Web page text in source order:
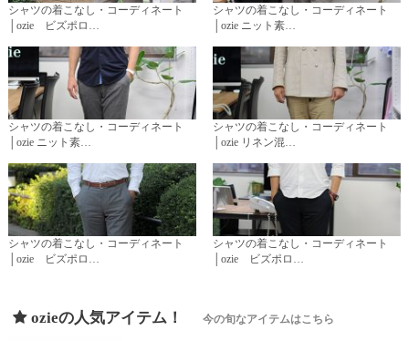
シャツの着こなし・コーディネート
│ozie ビズポロ…
シャツの着こなし・コーディネート
│ozie ニット素…
シャツの着こなし・コーディネート
│ozie ニット素…
シャツの着こなし・コーディネート
│ozie リネン混…
シャツの着こなし・コーディネート
│ozie ビズポロ…
シャツの着こなし・コーディネート
│ozie ビズポロ…
ozieの人気アイテム！ 今の旬なアイテムはこちら